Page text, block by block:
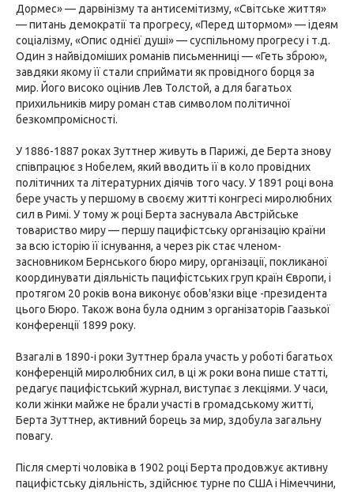
Дормес» — дарвінізму та антисемітизму, «Світське життя»
— питань демократії та прогресу, «Перед штормом» — ідеям
соціалізму, «Опис однієї душі» — суспільному прогресу і т.д.
Один з найвідоміших романів письменниці — «Геть зброю»,
завдяки якому її стали сприймати як провідного борця за
мир. Його високо оцінив Лев Толстой, а для багатьох
прихильників миру роман став символом політичної
безкомпромісності.
У 1886-1887 роках Зуттнер живуть в Парижі, де Берта знову
співпрацює з Нобелем, який вводить її в коло провідних
політичних та літературних діячів того часу. У 1891 році вона
бере участь у першому в своєму житті конгресі миролюбних
сил в Римі. У тому ж році Берта заснувала Австрійське
товариство миру — першу пацифістську організацію країни
за всю історію її існування, а через рік стає членом-
засновником Бернського бюро миру, організації, покликаної
координувати діяльність пацифістських груп країн Європи, і
протягом 20 років вона виконує обов'язки віце -президента
цього Бюро. Також вона була одним з організаторів Гаазької
конференції 1899 року.
Взагалі в 1890-і роки Зуттнер брала участь у роботі багатьох
конференцій миролюбних сил, в ці ж роки вона пише статті,
редагує пацифістський журнал, виступає з лекціями. У часи,
коли жінки майже не брали участі в громадському житті,
Берта Зуттнер, активний борець за мир, здобула загальну
повагу.
Після смерті чоловіка в 1902 році Берта продовжує активну
пацифістську діяльність, здійснює турне по США і Німеччини,